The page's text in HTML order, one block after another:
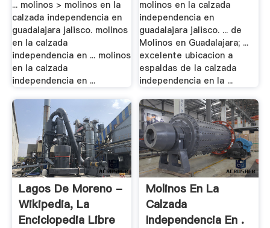
... molinos > molinos en la
calzada independencia en
guadalajara jalisco. molinos
en la calzada
independencia en ... molinos
en la calzada
independencia en ...
molinos en la calzada
independencia en
guadalajara jalisco. ... de
Molinos en Guadalajara; ...
excelente ubicacion a
espaldas de la calzada
independencia en la ...
Lagos De Moreno -
Wikipedia, La
Enciclopedia Libre
Molinos En La
Calzada
Independencia En .